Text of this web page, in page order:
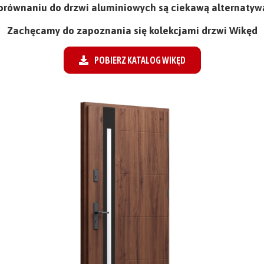
do drzwi aluminiowych są ciekawą
Zachęcamy do zapoznania się kolekcjami drzwi Wikęd
POBIERZ KATALOG WIKĘD